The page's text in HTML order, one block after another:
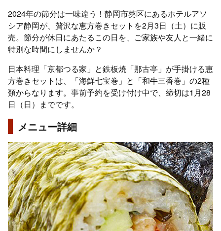
2024年の節分は一味違う！静岡市葵区にあるホテルアソ
シア静岡が、贅沢な恵方巻きセットを2月3日（土）に販
売。節分が休日にあたるこの日を、ご家族や友人と一緒に
特別な時間にしませんか？
日本料理「京都つる家」と鉄板焼「那古亭」が手掛ける恵
方巻きセットは、「海鮮七宝巻」と「和牛三香巻」の2種
類からなります。事前予約を受け付け中で、締切は1月28
日（日）までです。
メニュー詳細